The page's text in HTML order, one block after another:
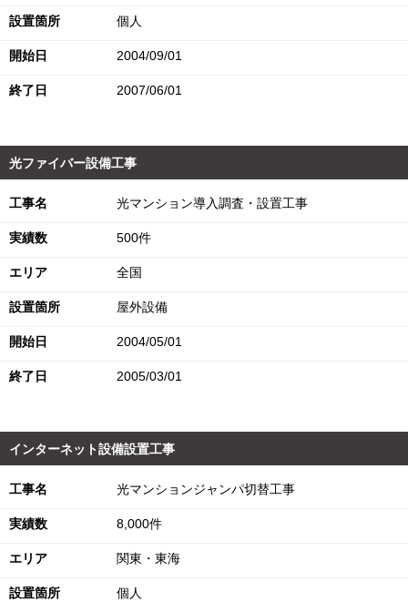
設置箇所 個人
開始日 2004/09/01
終了日 2007/06/01
光ファイバー設備工事
工事名 光マンション導入調査・設置工事
実績数 500件
エリア 全国
設置箇所 屋外設備
開始日 2004/05/01
終了日 2005/03/01
インターネット設備設置工事
工事名 光マンションジャンパ切替工事
実績数 8,000件
エリア 関東・東海
設置箇所 個人